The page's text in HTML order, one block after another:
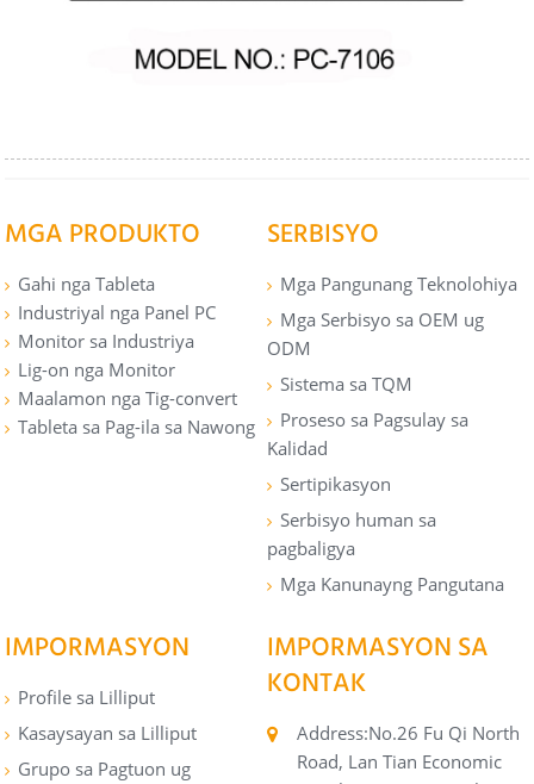
MGA PRODUKTO
Gahi nga Tableta
Industriyal nga Panel PC
Monitor sa Industriya
Lig-on nga Monitor
Maalamon nga Tig-convert
Tableta sa Pag-ila sa Nawong
SERBISYO
Mga Pangunang Teknolohiya
Mga Serbisyo sa OEM ug
ODM
Sistema sa TQM
Proseso sa Pagsulay sa
Kalidad
Sertipikasyon
Serbisyo human sa
pagbaligya
Mga Kanunayng Pangutana
IMPORMASYON
Profile sa Lilliput
Kasaysayan sa Lilliput
Grupo sa Pagtuon ug
IMPORMASYON SA
KONTAK
Address:No.26 Fu Qi North
Road, Lan Tian Economic